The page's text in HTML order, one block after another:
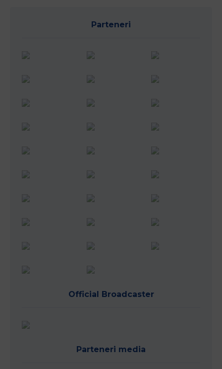
Parteneri
Official Broadcaster
Parteneri media